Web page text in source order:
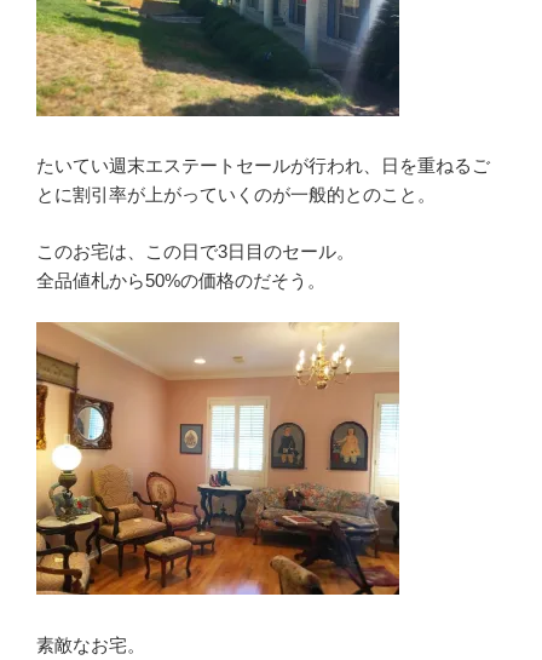
たいてい週末エステートセールが行われ、日を重ねるご
とに割引率が上がっていくのが一般的とのこと。
このお宅は、この日で3日目のセール。
全品値札から50%の価格のだそう。
素敵なお宅。